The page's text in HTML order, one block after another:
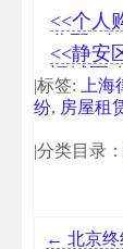
<<个人
分配--
<<静安
旧城区
|标签: 上
纷, 房屋租
|分类目录：
← 北京终